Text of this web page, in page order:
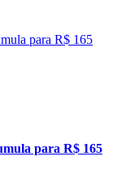
para R$ 165